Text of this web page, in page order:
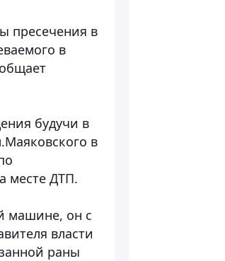
пресечения в
в
будучи в
в
месте ДТП.
машине, он с
власти
раны